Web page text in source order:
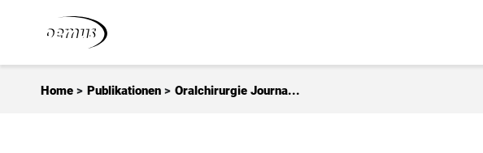
Home > Publikationen > Oralchirurgie Journa...